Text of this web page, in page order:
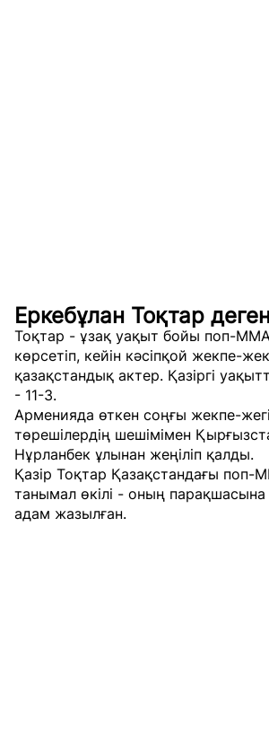
Еркебұлан Тоқтар
Тоқтар - ұзақ уақыт бойы поп-
көрсетіп, кейін кәсіпқой жекпе-
қазақстандық актер. Қазіргі
- 11-3.
Арменияда өткен соңғы жекпе-
төрешілердің шешімімен
Нұрланбек ұлынан жеңіліп қалды.
Қазір Тоқтар Қазақстандағы поп-
танымал өкілі - оның
адам жазылған.